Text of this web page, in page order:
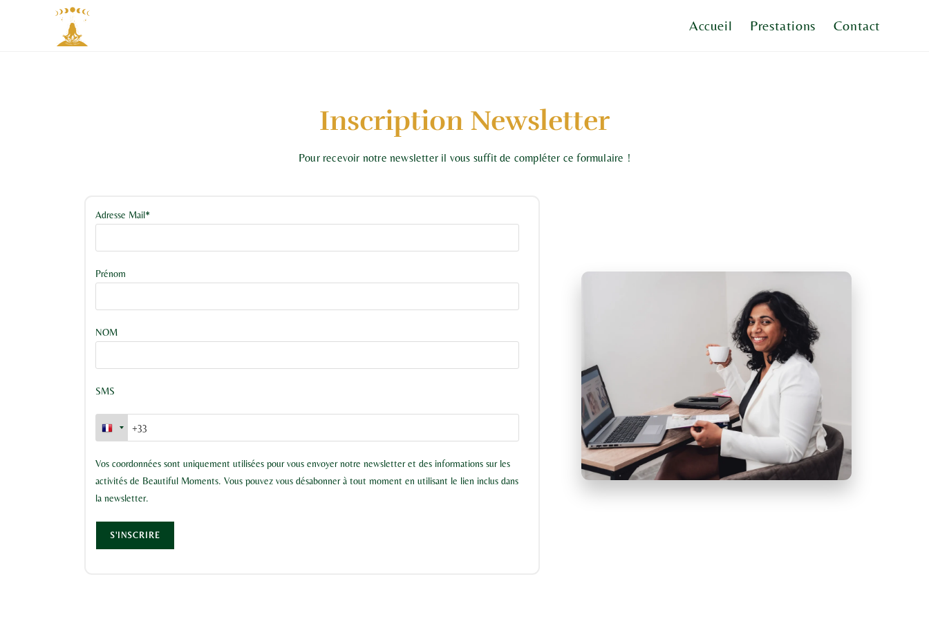
Accueil Prestations Contact
Inscription Newsletter
Pour recevoir notre newsletter il vous suffit de compléter ce formulaire !
Adresse Mail*
Prénom
NOM
SMS
Vos coordonnées sont uniquement utilisées pour vous envoyer notre newsletter et des informations sur les
activités de Beautiful Moments. Vous pouvez vous désabonner à tout moment en utilisant le lien inclus dans
la newsletter.